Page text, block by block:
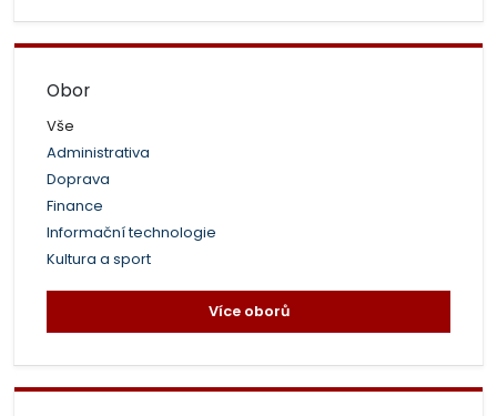
Obor
Vše
Administrativa
Doprava
Finance
Informační technologie
Kultura a sport
Více oborů